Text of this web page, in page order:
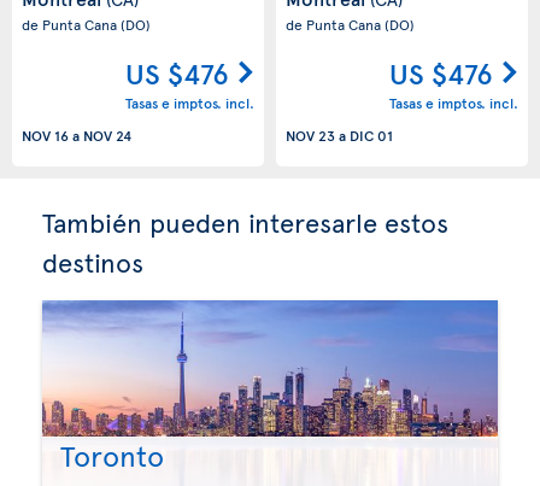
de Punta Cana(DO)
US $476
Tasas e imptos. incl.
NOV 16a NOV 24
de Punta Cana(DO)
US $476
Tasas e imptos. incl.
NOV 23a DIC 01
También pueden interesarle estos
destinos
Toronto